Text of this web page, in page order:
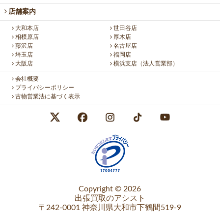
店舗案内
大和本店
世田谷店
相模原店
厚木店
藤沢店
名古屋店
埼玉店
福岡店
大阪店
横浜支店（法人営業部）
会社概要
プライバシーポリシー
古物営業法に基づく表示
Copyright © 2026
出張買取のアシスト
〒242-0001 神奈川県大和市下鶴間519-9